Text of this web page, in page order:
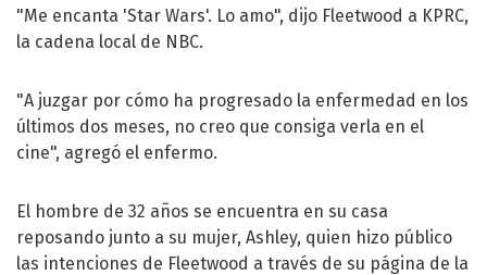
"Me encanta 'Star Wars'. Lo amo", dijo Fleetwood a KPRC,
la cadena local de NBC.
"A juzgar por cómo ha progresado la enfermedad en los
últimos dos meses, no creo que consiga verla en el
cine", agregó el enfermo.
El hombre de 32 años se encuentra en su casa
reposando junto a su mujer, Ashley, quien hizo público
las intenciones de Fleetwood a través de su página de la